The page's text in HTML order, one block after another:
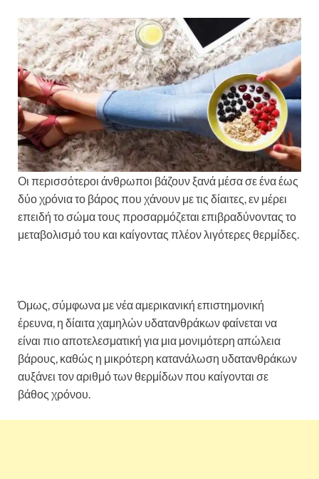
Οι περισσότεροι άνθρωποι βάζουν ξανά μέσα σε ένα έως
δύο χρόνια το βάρος που χάνουν με τις δίαιτες, εν μέρει
επειδή το σώμα τους προσαρμόζεται επιβραδύνοντας το
μεταβολισμό του και καίγοντας πλέον λιγότερες θερμίδες.
Όμως, σύμφωνα με νέα αμερικανική επιστημονική
έρευνα, η δίαιτα χαμηλών υδατανθράκων φαίνεται να
είναι πιο αποτελεσματική για μια μονιμότερη απώλεια
βάρους, καθώς η μικρότερη κατανάλωση υδατανθράκων
αυξάνει τον αριθμό των θερμίδων που καίγονται σε
βάθος χρόνου.